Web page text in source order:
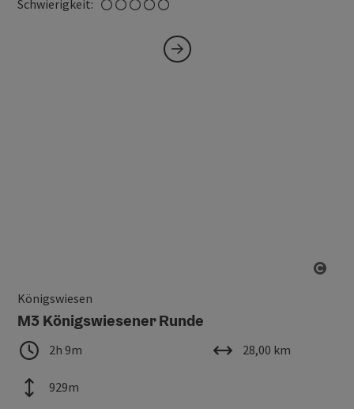
Schwierigkeit: mittel
Königswiesen
M3 Königswiesener Runde
Dauer 2h 9m
Höhenmeter
929m
Länge 28,00 km